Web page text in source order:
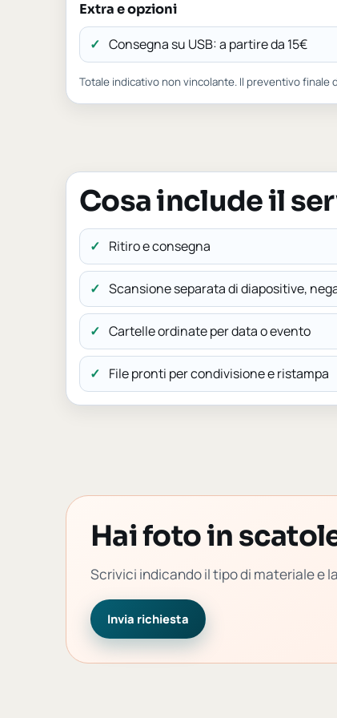
Extra e opzioni
Consegna su USB: a partire da 15€
Totale indicativo non vincolante. Il preventivo
Cosa include il
Ritiro e consegna
Scansione separata di diapositive,
Cartelle ordinate per data o evento
File pronti per condivisione e ristampa
Hai foto in
Scrivici indicando il tipo di materiale e
Invia richiesta